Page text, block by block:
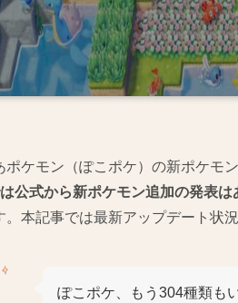
ポケモン（ぽこポケ）の新ポケ
公式から新ポケモン追加の発表は
。本記事では最新アップデート状
ぽこポケ、もう304種類も